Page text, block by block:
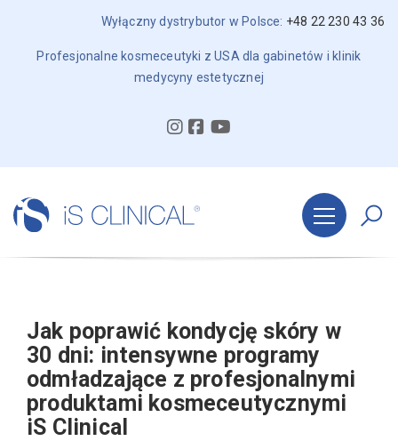
Wyłączny dystrybutor w Polsce: +48 22 230 43 36
Profesjonalne kosmeceutyki z USA dla gabinetów i klinik
medycyny estetycznej
Jak poprawić kondycję skóry w
30 dni: intensywne programy
odmładzające z profesjonalnymi
produktami kosmeceutycznymi
iS Clinical